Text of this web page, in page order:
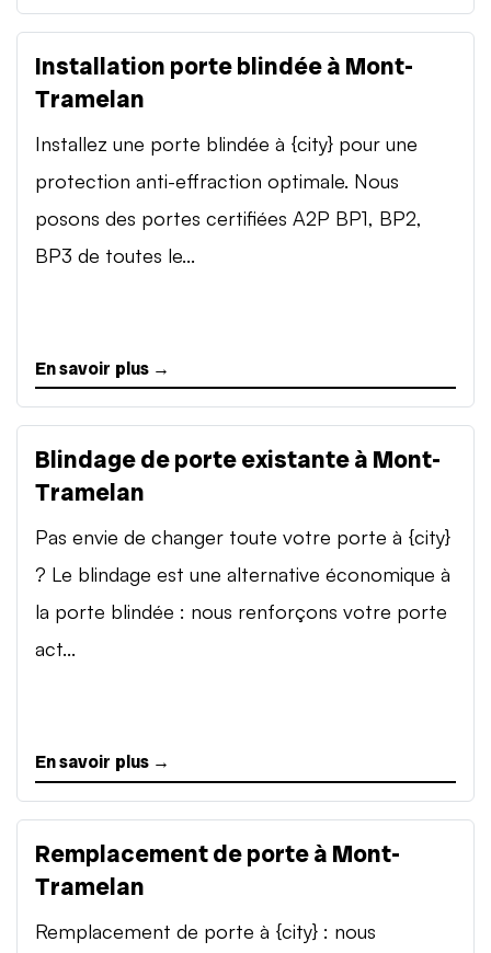
Installation porte blindée à Mont-
Tramelan
Installez une porte blindée à {city} pour une
protection anti-effraction optimale. Nous
posons des portes certifiées A2P BP1, BP2,
BP3 de toutes le...
En savoir plus →
Blindage de porte existante à Mont-
Tramelan
Pas envie de changer toute votre porte à {city}
? Le blindage est une alternative économique à
la porte blindée : nous renforçons votre porte
act...
En savoir plus →
Remplacement de porte à Mont-
Tramelan
Remplacement de porte à {city} : nous